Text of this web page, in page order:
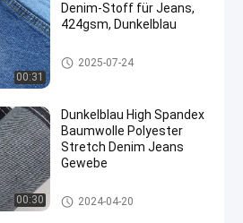
00:31
Denim-Stoff für Jeans,
424gsm, Dunkelblau
Denim-Gewebe der Baumwolle
100
2025-07-24
00:30
Dunkelblau High Spandex
Baumwolle Polyester
Stretch Denim Jeans
Gewebe
Ausdehnungs-Denim-Gewebe
2024-04-20